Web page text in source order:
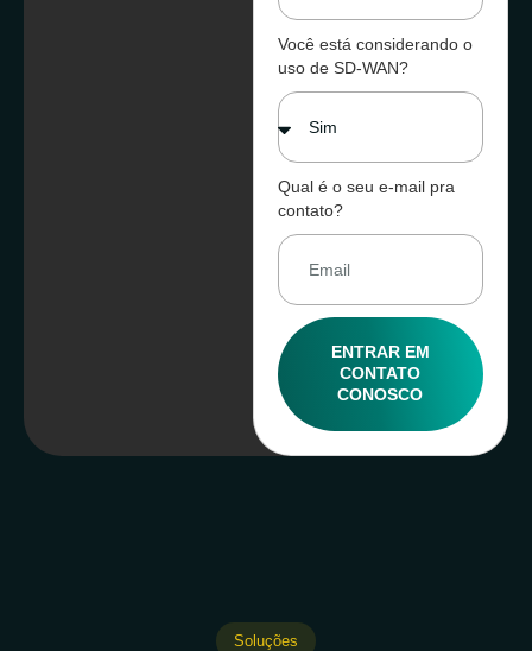
Você está considerando o
uso de SD-WAN?
Qual é o seu e-mail pra
contato?
ENTRAR EM
CONTATO
CONOSCO
Soluções